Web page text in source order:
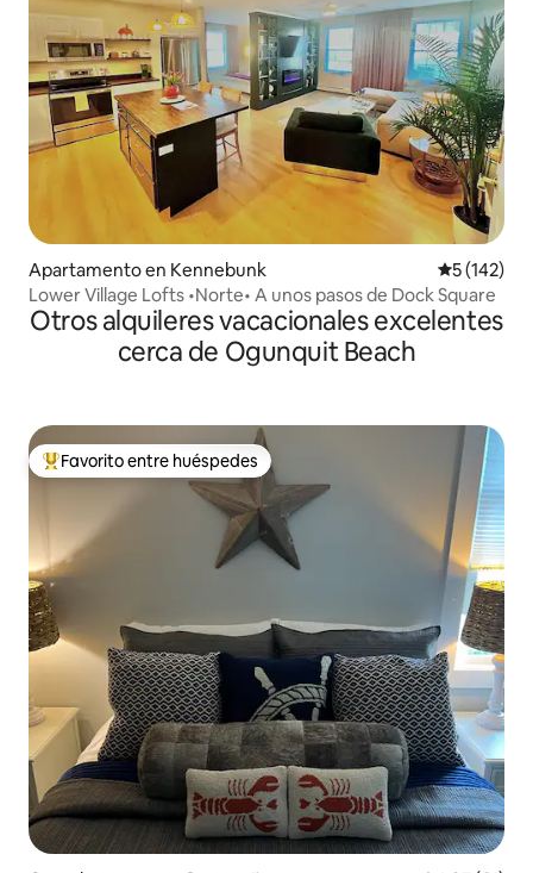
Apartamento en Kennebunk
5 (142)
Lower Village Lofts •Norte• A unos pasos de Dock Square
Otros alquileres vacacionales excelentes
cerca de Ogunquit Beach
Favorito entre huéspedes preferido
Favorito entre huéspedes